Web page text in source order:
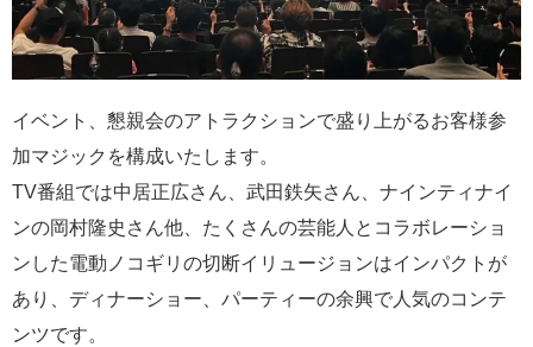
イベント、懇親会のアトラクションで盛り上がるお客様参
加マジックを構成いたします。
TV番組では中居正広さん、武田鉄矢さん、ナインティナイ
ンの岡村隆史さん他、たくさんの芸能人とコラボレーショ
ンした電動ノコギリの切断イリュージョンはインパクトが
あり、ディナーショー、パーティーの余興で人気のコンテ
ンツです。